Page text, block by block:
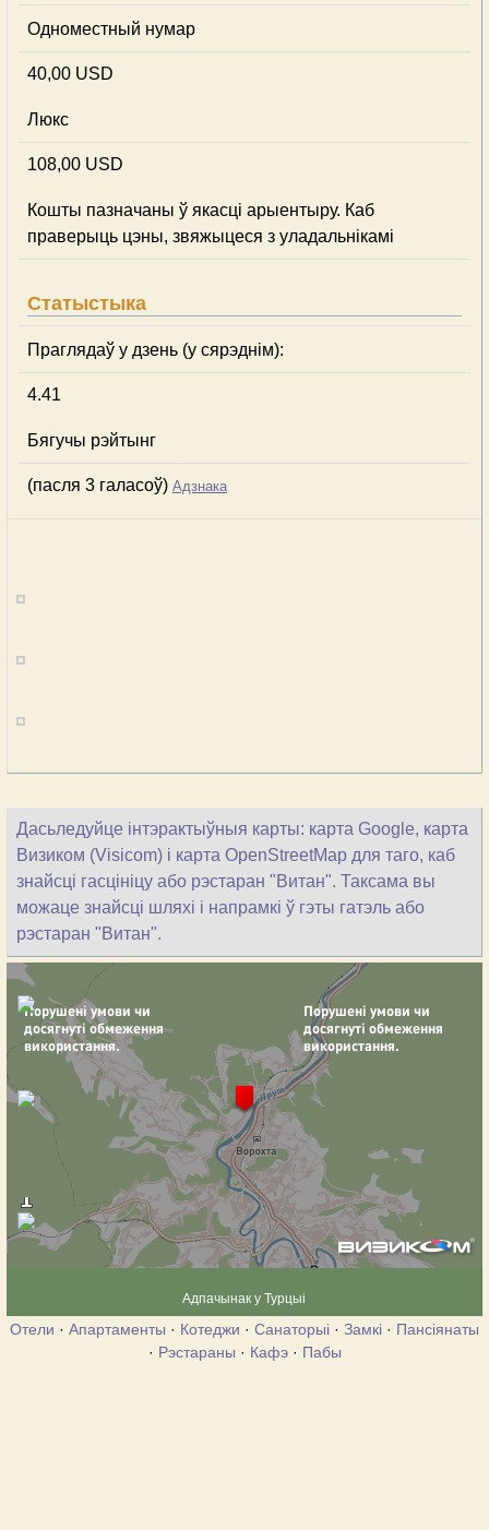
Одноместный нумар
40,00 USD
Люкс
108,00 USD
Кошты пазначаны ў якасці арыентыру. Каб
праверыць цэны, звяжыцеся з уладальнікамі
Статыстыка
Праглядаў у дзень (у сярэднім):
4.41
Бягучы рэйтынг
(пасля 3 галасоў) Адзнака
Дасьледуйце інтэрактыўныя карты: карта Google, карта
Визиком (Visicom) і карта OpenStreetMap для таго, каб
знайсці гасцініцу або рэстаран "Витан". Таксама вы
можаце знайсці шляхі і напрамкі ў гэты гатэль або
рэстаран "Витан".
Адпачынак у Турцыі
Отели · Апартаменты · Котеджи · Санаторыі · Замкі · Пансіянаты
· Рэстараны · Кафэ· Пабы